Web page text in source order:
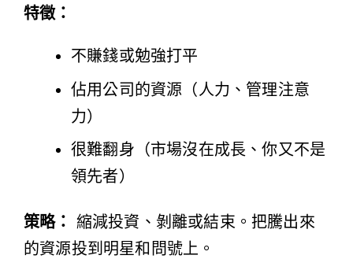
特徵：
不賺錢或勉強打平
佔用公司的資源（人力、管理注意
力）
很難翻身（市場沒在成長、你又不是
領先者）
策略：
縮減投資、剝離或結束。把騰出來
的資源投到明星和問號上。